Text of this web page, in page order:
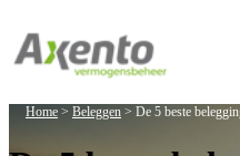
All
Accessibility
Home > Beleggen > De 5 beste